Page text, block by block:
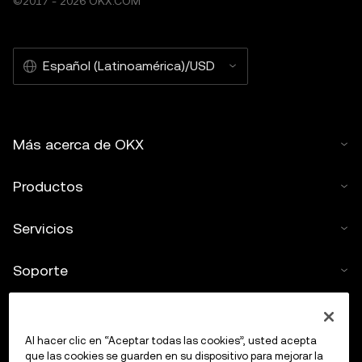
Español (Latinoamérica)/USD
Más acerca de OKX
Productos
Servicios
Soporte
Calculadora de criptomonedas
Al hacer clic en “Aceptar todas las cookies”, usted acepta
que las cookies se guarden en su dispositivo para mejorar la